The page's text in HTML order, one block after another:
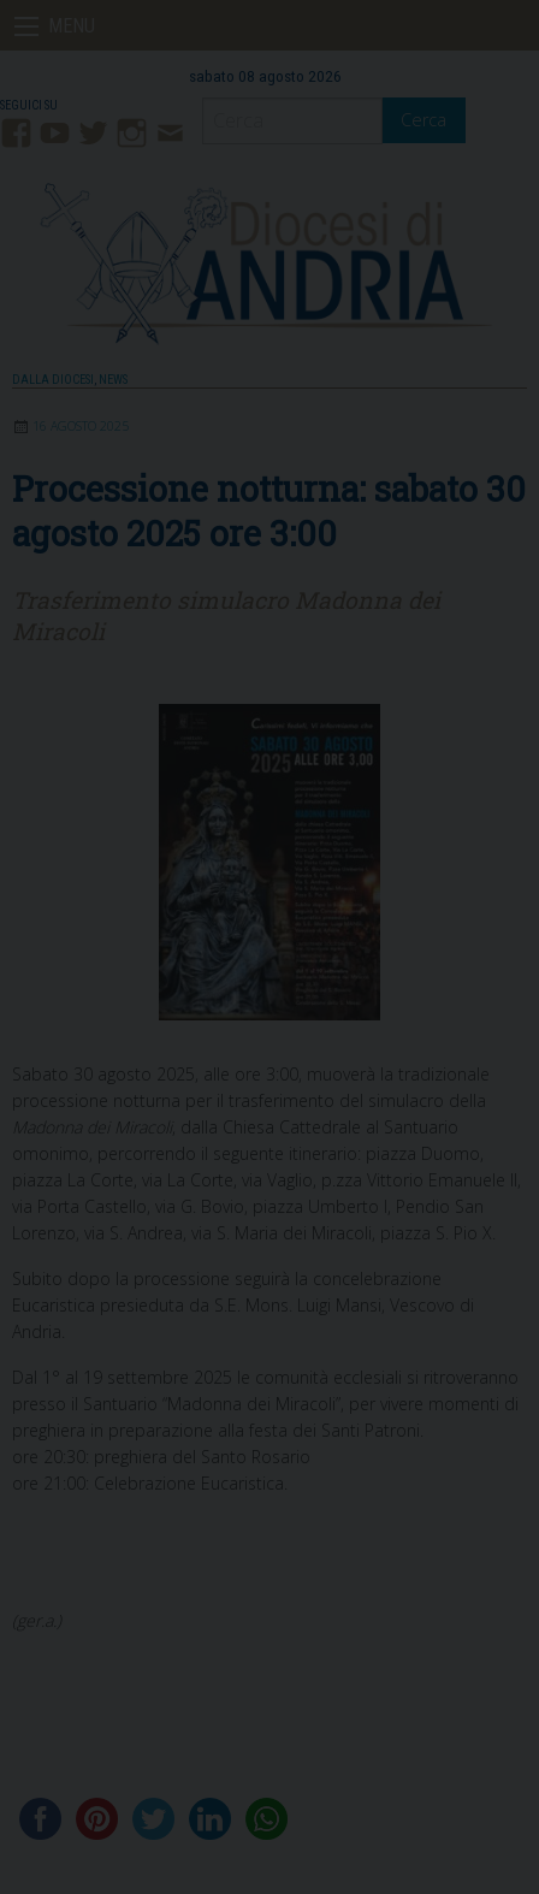
sabato 08 agosto 2026
Mail
Cerca
DALLA DIOCESI , NEWS
16 AGOSTO 2025
Processione notturna: sabato 30
agosto 2025 ore 3:00
Sabato 30 agosto 2025, alle ore 3:00, muoverà la tradizionale
processione notturna per il trasferimento del simulacro della
Madonna dei Miracoli
, dalla Chiesa Cattedrale al Santuario
omonimo, percorrendo il seguente itinerario: piazza Duomo,
piazza La Corte, via La Corte, via Vaglio, p.zza Vittorio Emanuele II,
via Porta Castello, via G. Bovio, piazza Umberto I, Pendio San
Lorenzo, via S. Andrea, via S. Maria dei Miracoli, piazza S. Pio X.
Subito dopo la processione seguirà la concelebrazione
Eucaristica presieduta da S.E. Mons. Luigi Mansi, Vescovo di
Andria.
Dal 1° al 19 settembre 2025 le comunità ecclesiali si ritroveranno
presso il Santuario “Madonna dei Miracoli”, per vivere momenti di
preghiera in preparazione alla festa dei Santi Patroni.
ore 20:30: preghiera del Santo Rosario
ore 21:00: Celebrazione Eucaristica.